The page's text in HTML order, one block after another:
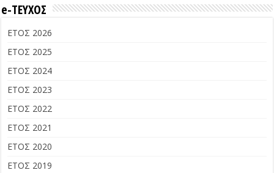
e-ΤΕΥΧΟΣ
ΕΤΟΣ 2026
ΕΤΟΣ 2025
ΕΤΟΣ 2024
ΕΤΟΣ 2023
ΕΤΟΣ 2022
ΕΤΟΣ 2021
ΕΤΟΣ 2020
ΕΤΟΣ 2019